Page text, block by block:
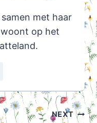
met haar
op het
NEXT